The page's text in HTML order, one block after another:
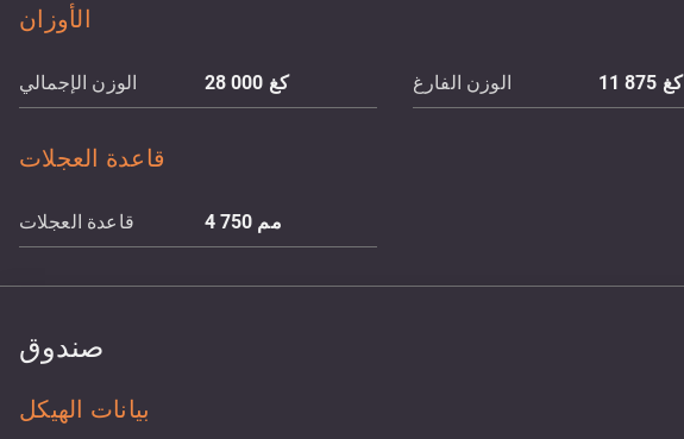
الأوزان
الوزن الإجمالي 28 000 كغ الوزن الفارغ 11 875 كغ
قاعدة العجلات
قاعدة العجلات 4 750 مم
صندوق
بيانات الهيكل